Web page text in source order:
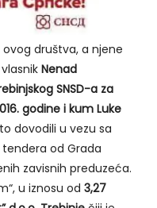
ovog društva, a njene
Nenad
SNSD-a za
godine i kum Luke
dovodili u vezu sa
od Grada
zavisnih preduzeća.
u iznosu od 3,27